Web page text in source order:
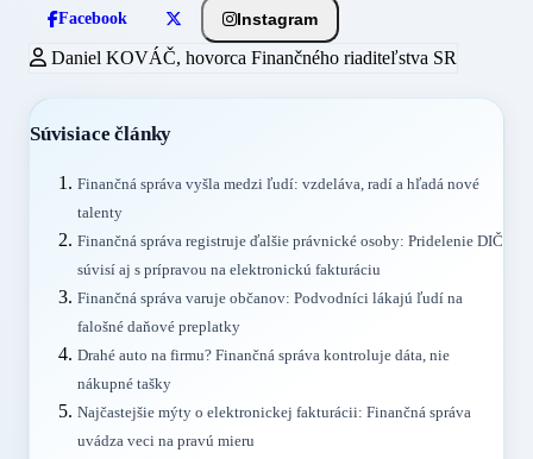
Facebook Instagram
Daniel KOVÁČ, hovorca Finančného riaditeľstva SR
Súvisiace články
Finančná správa vyšla medzi ľudí: vzdeláva, radí a hľadá nové
talenty
Finančná správa registruje ďalšie právnické osoby: Pridelenie DIČ
súvisí aj s prípravou na elektronickú fakturáciu
Finančná správa varuje občanov: Podvodníci lákajú ľudí na
falošné daňové preplatky
Drahé auto na firmu? Finančná správa kontroluje dáta, nie
nákupné tašky
Najčastejšie mýty o elektronickej fakturácii: Finančná správa
uvádza veci na pravú mieru